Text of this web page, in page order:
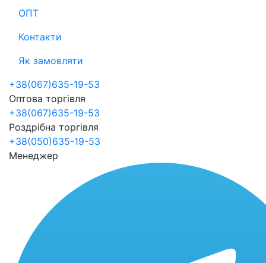
ОПТ
Контакти
Як замовляти
+38(067)635-19-53
Оптова торгівля
+38(067)635-19-53
Роздрібна торгівля
+38(050)635-19-53
Менеджер